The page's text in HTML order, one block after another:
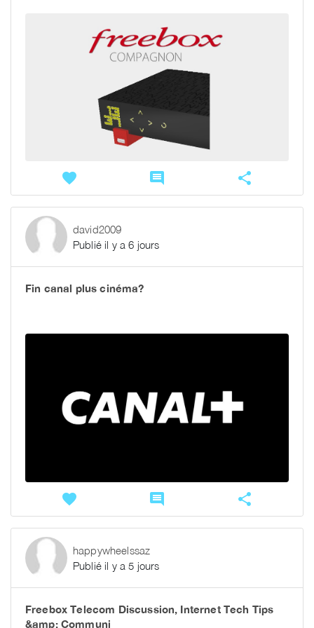
favorite comment share
david2009
Publié il y a 6 jours
Fin canal plus cinéma?
favorite comment share
happywheelssaz
Publié il y a 5 jours
Freebox Telecom Discussion, Internet Tech Tips
&amp; Communi